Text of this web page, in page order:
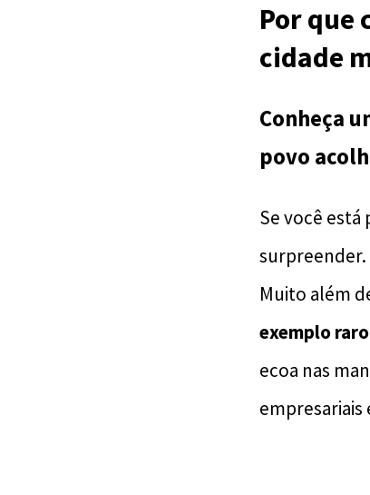
Por que
cidade
Conheça
povo
Se você está
surpreender.
Muito além
exemplo
ecoa nas
empresariais